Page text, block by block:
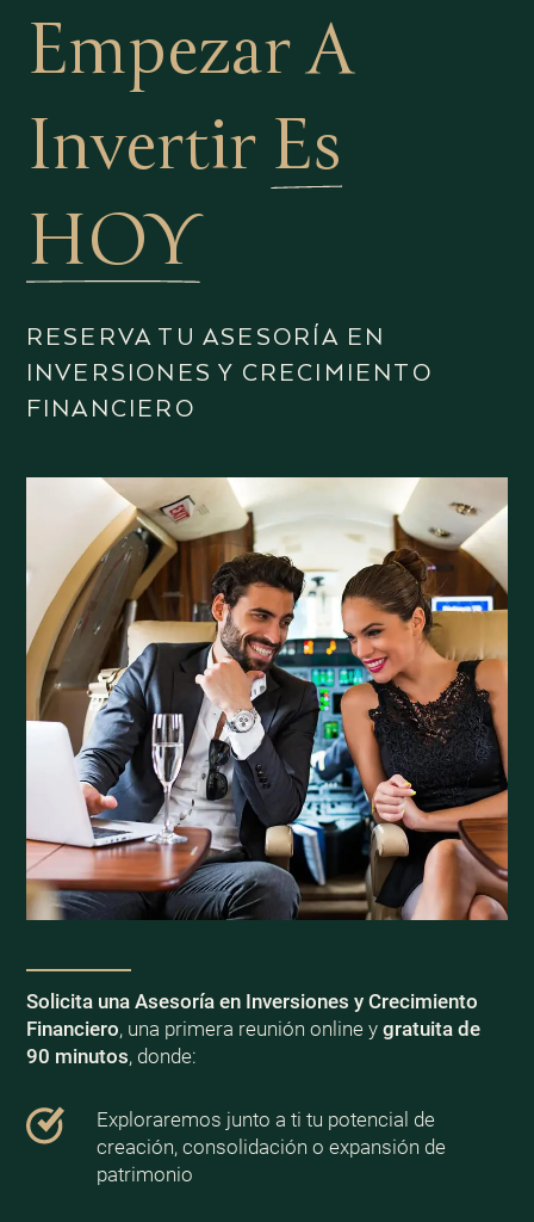
Empezar A
Invertir Es
HOY
RESERVA TU ASESORÍA EN
INVERSIONES Y CRECIMIENTO
FINANCIERO
Solicita una Asesoría en Inversiones y Crecimiento
Financiero, una primera reunión online y gratuita de
90 minutos, donde:
Exploraremos junto a ti tu potencial de
creación, consolidación o expansión de
patrimonio